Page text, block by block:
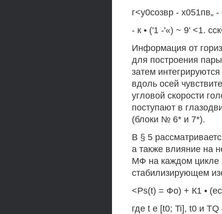
г<у0созвр - х051пв„
- к • ('1 -'«) ~ 9' <1.
Информация от
для построения
затем
вдоль осей
угловой скорости
поступают в
(блоки № 6* и 7*).
В § 5
а также влияние на
МФ на каждом цикле
стабилизирующем
<Ps(t) = Фо) + К1 •
где t е [t0; Ti], t0 и